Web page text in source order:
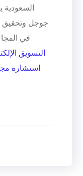
جوجل وتحقيق
في
التسويق
استشارة